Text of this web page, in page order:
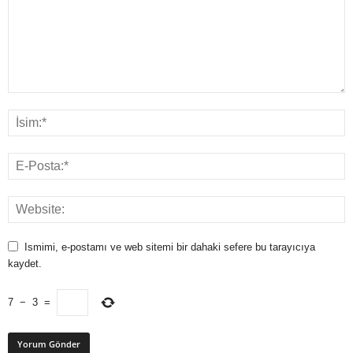
Ismimi, e-postamı ve web sitemi bir dahaki sefere bu tarayıcıya
kaydet.
7 − 3 =